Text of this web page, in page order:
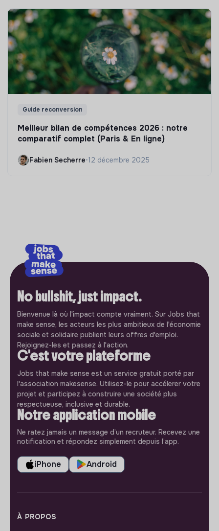
Guide reconversion
Meilleur bilan de compétences 2026 : notre
comparatif complet (Paris & En ligne)
Fabien Secherre•12 décembre 2025
No bullshit, just impact.
Bienvenue là où l'impact compte vraiment. Sur Jobs that
make sense, les acteurs les plus ambitieux de l'économie
sociale et solidaire publient leurs offres d'emploi.
Rejoignez-les et passez à l'action.
C'est votre plateforme
Jobs that make sense est un service gratuit porté par
l'association makesense. Utilisez-le pour accélerer votre
projet et participez à construire une société plus
respectueuse, inclusive et durable.
Notre application mobile
Ne ratez jamais un message d’un recruteur. Recevez une
notification et répondez simplement depuis l’app.
iPhone Android
À PROPOS